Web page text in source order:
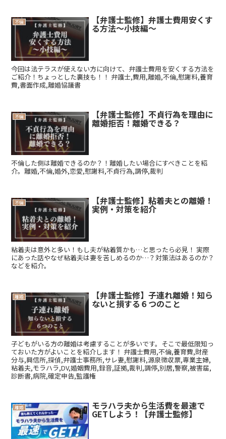
不倫 【弁護士監修】弁護士費用安くす
る方法～小技編～
今回は法テラスが使えない方に向けて、弁護士費用を安くする方法を
ご紹介！ちょっとした裏技も！！ 弁護士,費用,離婚,不倫,慰謝料,養育
費,書面作成,離婚協議書
不倫 【弁護士監修】不貞行為を理由に
離婚拒否！離婚できる？
不倫した側は離婚できるのか？！離婚したい場合にすべきことを紹
介。離婚,不倫,婚外,恋愛,慰謝料,不貞行為,調停,裁判
不倫 【弁護士監修】粘着夫との離婚！
実例・対策を紹介
粘着夫は意外と多い！もし夫が粘着質かも…と思ったら必見！ 実際
にあった話やなぜ粘着夫は妻を苦しめるのか…？対策法はあるのか？
などを紹介。
離婚 【弁護士監修】子連れ離婚！知ら
ないと損する６つのこと
子どもがいる方の離婚は考慮することが多いです。そこで最低限知っ
ておいた方がよいことを紹介します！ 弁護士費用,不倫,養育費,財産
分与,興信所,探偵,弁護士事務所,サレ妻,慰謝料,源泉徴収票,専業主婦,
粘着夫,モラハラ,DV,婚姻費用,録音,証拠,裁判,調停,別居,警察,被害届,
診断書,病院,確定申告,監護権
離婚 モラハラ夫から生活費を最速で
GETしよう！【弁護士監修】